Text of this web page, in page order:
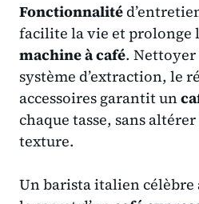
Fonctionnalité
facilite la vie et prolonge
machine à café.
système d’extraction, le
accessoires garantit un
chaque tasse, sans altérer
texture.
Un barista italien célèbre